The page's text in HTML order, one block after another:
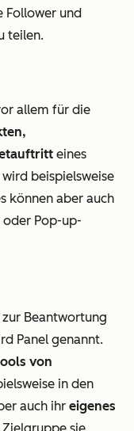
Follower und
teilen.
allem für die
eines
beispielsweise
können aber auch
Pop-up-
zur Beantwortung
Panel genannt.
von
in den
auch ihr eigenes